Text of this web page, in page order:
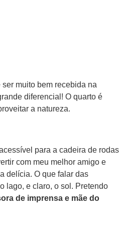
muito bem recebida na
diferencial! O quarto é
a natureza.
para a cadeira de rodas
com meu melhor amigo e
delícia. O que falar das
lago, e claro, o sol. Pretendo
de imprensa e mãe do